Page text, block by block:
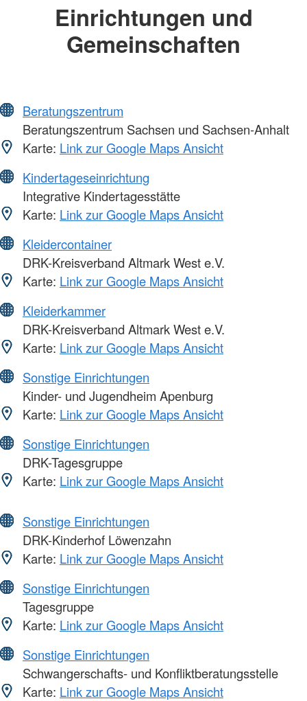
Einrichtungen und
Gemeinschaften
Beratungszentrum
Beratungszentrum Sachsen und Sachsen-Anhalt
Karte: Link zur Google Maps Ansicht
Kindertageseinrichtung
Integrative Kindertagesstätte
Karte: Link zur Google Maps Ansicht
Kleidercontainer
DRK-Kreisverband Altmark West e.V.
Karte: Link zur Google Maps Ansicht
Kleiderkammer
DRK-Kreisverband Altmark West e.V.
Karte: Link zur Google Maps Ansicht
Sonstige Einrichtungen
Kinder- und Jugendheim Apenburg
Karte: Link zur Google Maps Ansicht
Sonstige Einrichtungen
DRK-Tagesgruppe
Karte: Link zur Google Maps Ansicht
Sonstige Einrichtungen
DRK-Kinderhof Löwenzahn
Karte: Link zur Google Maps Ansicht
Sonstige Einrichtungen
Tagesgruppe
Karte: Link zur Google Maps Ansicht
Sonstige Einrichtungen
Schwangerschafts- und Konfliktberatungsstelle
Karte: Link zur Google Maps Ansicht